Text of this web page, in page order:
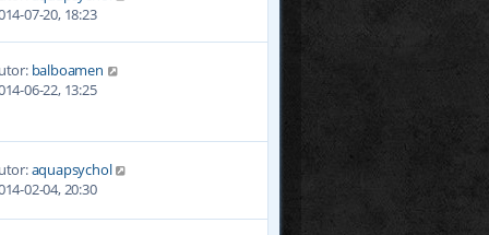
07-20, 18:23
balboamen
06-22, 13:25
aquapsychol
02-04, 20:30